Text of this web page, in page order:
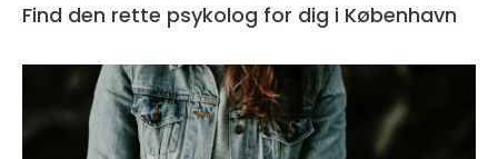
Find den rette psykolog for dig i København